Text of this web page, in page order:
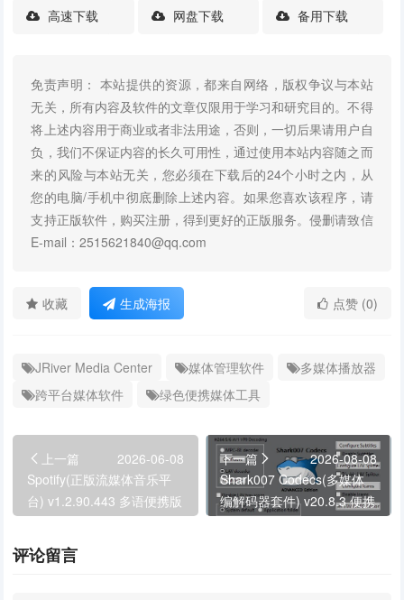
高速下载 网盘下载 备用下载
免责声明： 本站提供的资源，都来自网络，版权争议与本站
无关，所有内容及软件的文章仅限用于学习和研究目的。不得
将上述内容用于商业或者非法用途，否则，一切后果请用户自
负，我们不保证内容的长久可用性，通过使用本站内容随之而
来的风险与本站无关，您必须在下载后的24个小时之内，从
您的电脑/手机中彻底删除上述内容。如果您喜欢该程序，请
支持正版软件，购买注册，得到更好的正版服务。侵删请致信
E-mail：2515621840@qq.com
收藏 生成海报 点赞 (0)
JRiver Media Center 媒体管理软件
多媒体播放器
跨平台媒体软件
绿色便携媒体工具
上一篇
2026-06-08
Spotify(正版流媒体音乐平
台) v1.2.90.443 多语便携版
下一篇
2026-08-08
Shark007 Codecs(多媒体
编解码器套件) v20.8.3 便携
评论留言